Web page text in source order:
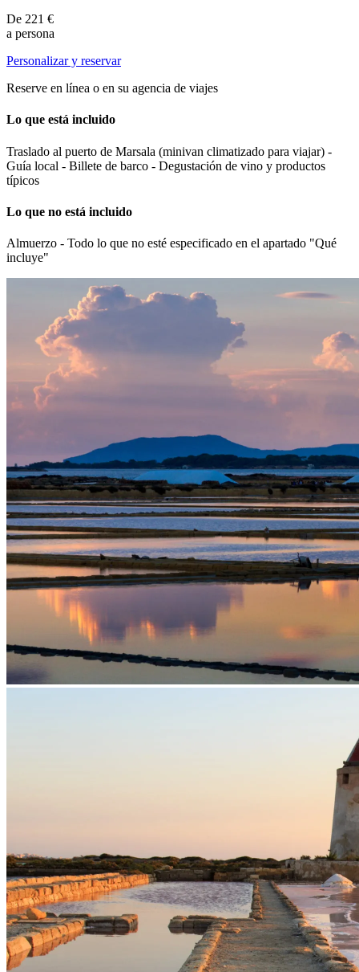
De 221 €
a persona
Personalizar y reservar
Reserve en línea o en su agencia de viajes
Lo que está incluido
Traslado al puerto de Marsala (minivan climatizado para viajar) -
Guía local - Billete de barco - Degustación de vino y productos
típicos
Lo que no está incluido
Almuerzo - Todo lo que no esté especificado en el apartado "Qué
incluye"